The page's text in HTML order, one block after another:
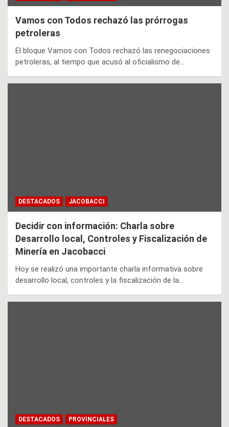
Vamos con Todos rechazó las prórrogas
petroleras
El bloque Vamos con Todos rechazó las renegociaciones
petroleras, al tiempo que acusó al oficialismo de…
DESTACADOS JACOBACCI
Decidir con información: Charla sobre
Desarrollo local, Controles y Fiscalización de
Minería en Jacobacci
Hoy se realizó una importante charla informativa sobre
desarrollo local, controles y la fiscalización de la…
DESTACADOS PROVINCIALES